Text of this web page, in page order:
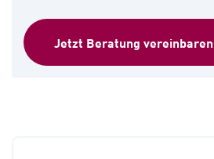
Jetzt Beratung vereinbaren